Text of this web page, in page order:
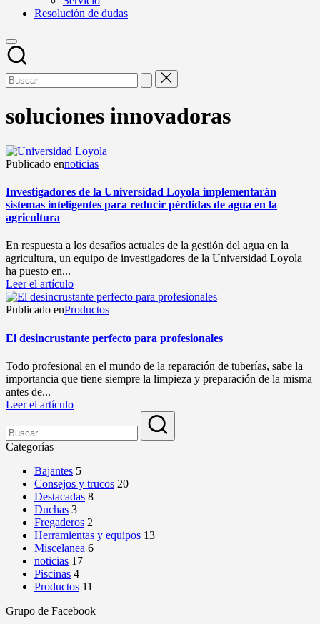
Resolución de dudas
soluciones innovadoras
Publicado ennoticias
Investigadores de la Universidad Loyola implementarán
sistemas inteligentes para reducir pérdidas de agua en la
agricultura
En respuesta a los desafíos actuales de la gestión del agua en la
agricultura, un equipo de investigadores de la Universidad Loyola
ha puesto en...
Leer el artículo
Publicado enProductos
El desincrustante perfecto para profesionales
Todo profesional en el mundo de la reparación de tuberías, sabe la
importancia que tiene siempre la limpieza y preparación de la misma
antes de...
Leer el artículo
Categorías
Bajantes 5
Consejos y trucos 20
Destacadas 8
Duchas 3
Fregaderos 2
Herramientas y equipos 13
Miscelanea 6
noticias 17
Piscinas 4
Productos 11
Grupo de Facebook